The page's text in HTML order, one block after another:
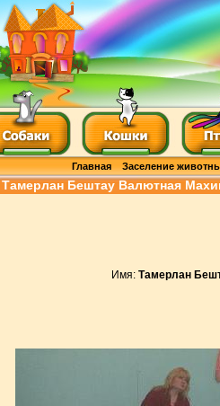
Главная Заселение
Тамерлан Бештау Валютная
Имя: Тамерлан